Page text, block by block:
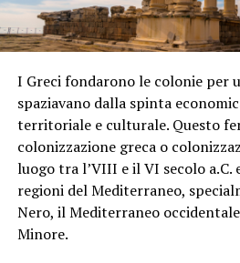
I Greci fondarono le colonie per
spaziavano dalla spinta
territoriale e culturale. Questo
colonizzazione greca o
luogo tra l’VIII e il VI secolo a.C.
regioni del Mediterraneo,
Nero, il Mediterraneo occidentale
Minore.